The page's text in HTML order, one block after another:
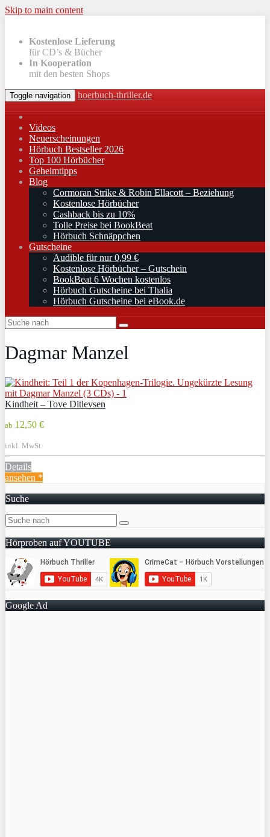
Skip to main content
Kostenlose Lieferung
für CD’s & Bücher
In Kooperation
mit den besten Shops
Toggle navigation hoerbuch-thriller.de
Videos
Neuerscheinungen
Hörbuch Bestseller 2026
Top 100 Hörbücher
Geheimtipps
Blog
Cormoran Strike & Robin Ellacott – Beziehung
Kostenlose Hörbücher
Cashback bis zu 10%
Tolle Preise bei BookBeat
Hörbuch Schnäppchen
Gutscheine
Audible für nur 0,99 €
Kostenlose Hörbücher – Gutschein
BookBeat 6 Wochen kostenlos
Hörbuch Gutscheine bei Thalia
Hörbuch Gutscheine bei eBook.de
Dagmar Manzel
Kindheit – Tove Ditlevsen
ab 12,50 €
inkl. MwSt.
Details
ansehen *
Suche
Hörproben auf YOUTUBE
Google Ad